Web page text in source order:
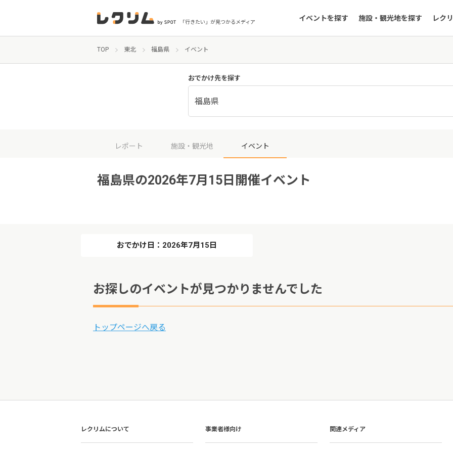
「行きたい」が見つかるメディア イベントを探す 施設・観光地を探す レク
TOP 東北 福島県 イベント
おでかけ先を探す
福島県
レポート 施設・観光地 イベント
福島県の2026年7月15日開催イベント
おでかけ日：2026年7月15日
お探しのイベントが見つかりませんでした
トップページへ戻る
レクリムについて 事業者様向け 関連メディア